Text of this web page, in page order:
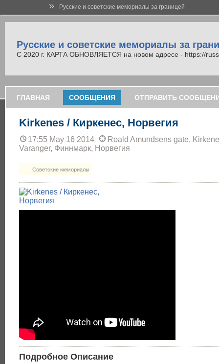
» Русские и советские мемориалы за границей
Русские и советские мемориалы за
С 2020 г. КАРТА ОБНОВЛЯЕТСЯ на новом адресе - https://
ГЛАВНАЯ СООБЩЕНИЯ ОТПРАВИТЬ
Kirkenes / Киркенес, Норвегия
17:55 May 16 2014
Roald Amundsens gate,
Varanger, Финнмарк, Норвегия
Советские мемориалы
Подробное Описание